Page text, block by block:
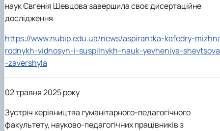
наук Євгенія Шевцова завершила своє дисертаційне
дослідження
https://www.nubip.edu.ua/news/aspirantka-kafedry-
rodnykh-vidnosyn-i-suspilnykh-nauk-yevheniya-shevtsova
-zavershyla
02 травня 2025 року
Зустріч керівництва гуманітарного-педагогічного
факультету, науково-педагогічних працівників з